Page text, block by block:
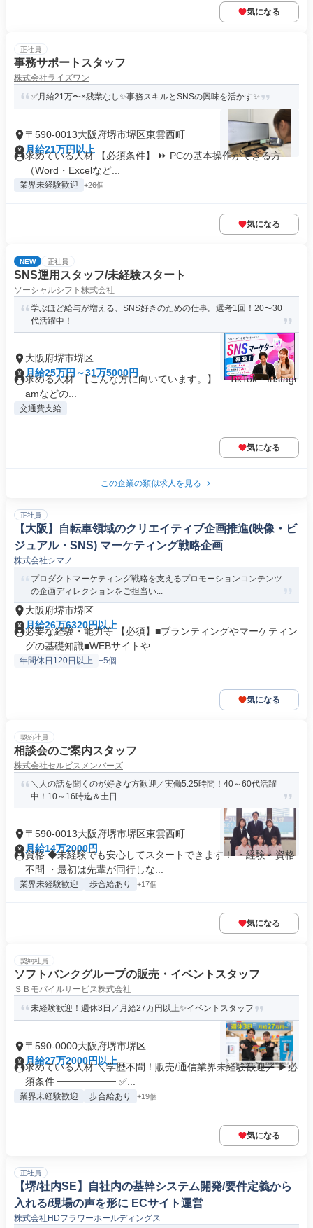
気になる
正社員
事務サポートスタッフ
株式会社ライズワン
✅月給21万〜×残業なし✨事務スキルとSNSの興味を活かす✨
〒590-0013大阪府堺市堺区東雲西町
月給21万円以上
求めている人材 【必須条件】 ⏩ PCの基本操作ができる方
（Word・Excelなど...
業界未経験歓迎 +26個
気になる
NEW 正社員
SNS運用スタッフ/未経験スタート
ソーシャルシフト株式会社
学ぶほど給与が増える、SNS好きのための仕事。選考1回！20〜30
代活躍中！
大阪府堺市堺区
月給25万円～31万5000円
求める人材: 【こんな方に向いています。】 ・TikTok・Instagr
amなどの...
交通費支給
気になる
この企業の類似求人を見る
正社員
【大阪】自転車領域のクリエイティブ企画推進(映像・ビ
ジュアル・SNS) マーケティング戦略企画
株式会社シマノ
プロダクトマーケティング戦略を支えるプロモーションコンテンツ
の企画ディレクションをご担当い...
大阪府堺市堺区
月給26万6320円以上
必要な経験・能力等 【必須】■ブランティングやマーケティン
グの基礎知識■WEBサイトや...
年間休日120日以上 +5個
気になる
契約社員
相談会のご案内スタッフ
株式会社セルビスメンバーズ
＼人の話を聞くのが好きな方歓迎／実働5.25時間！40～60代活躍
中！10～16時迄＆土日...
〒590-0013大阪府堺市堺区東雲西町
月給14万2000円
資格 ◆未経験でも安心してスタートできます！ ・経験・資格
不問 ・最初は先輩が同行しな...
業界未経験歓迎 歩合給あり +17個
気になる
契約社員
ソフトバンクグループの販売・イベントスタッフ
ＳＢモバイルサービス株式会社
未経験歓迎！週休3日／月給27万円以上✨イベントスタッフ
〒590-0000大阪府堺市堺区
月給27万2000円以上
求めている人材 ＼学歴不問！販売/通信業界未経験歓迎／ ▶必
須条件 ━━━━━━ ✅...
業界未経験歓迎 歩合給あり +19個
気になる
正社員
【堺/社内SE】自社内の基幹システム開発/要件定義から
入れる/現場の声を形に ECサイト運営
株式会社HDフラワーホールディングス